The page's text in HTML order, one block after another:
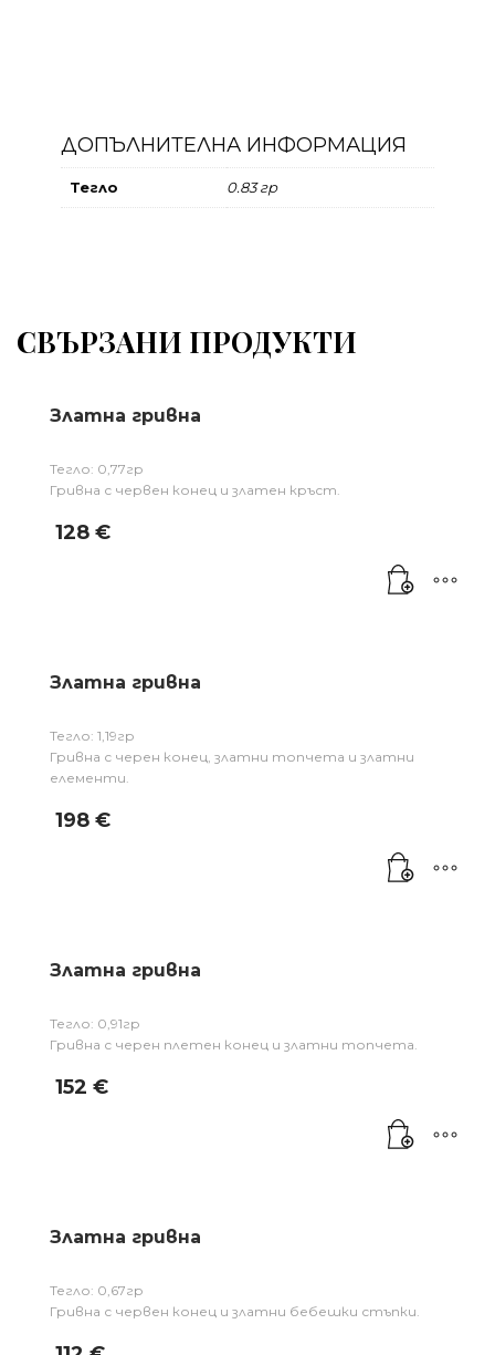
ДОПЪЛНИТЕЛНА ИНФОРМАЦИЯ
Тегло 0.83 гр
СВЪРЗАНИ ПРОДУКТИ
Златна гривна
Тегло: 0,77гр
Гривна с червен конец и златен кръст.
128 €
Златна гривна
Тегло: 1,19гр
Гривна с черен конец, златни топчета и златни
елементи.
198 €
Златна гривна
Тегло: 0,91гр
Гривна с черен плетен конец и златни топчета.
152 €
Златна гривна
Тегло: 0,67гр
Гривна с червен конец и златни бебешки стъпки.